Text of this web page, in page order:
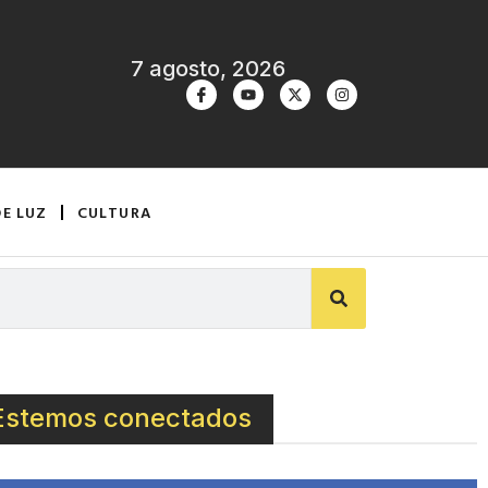
7 agosto, 2026
LUZ CULTURA
conectados